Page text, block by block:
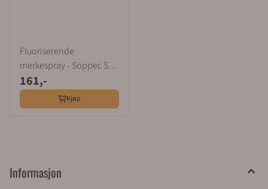
Fluoriserende
merkespray - Soppec S
Mark 500 ml
161,-
Kjøp
Informasjon